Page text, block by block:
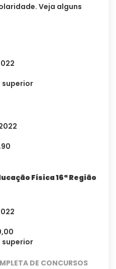
Veja alguns
superior
Física 16ª Região
superior
DE CONCURSOS